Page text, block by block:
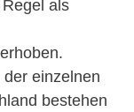
als
einzelnen
bestehen